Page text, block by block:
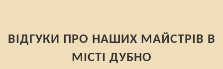
ВІДГУКИ ПРО НАШИХ МАЙСТРІВ В
МІСТІ ДУБНО